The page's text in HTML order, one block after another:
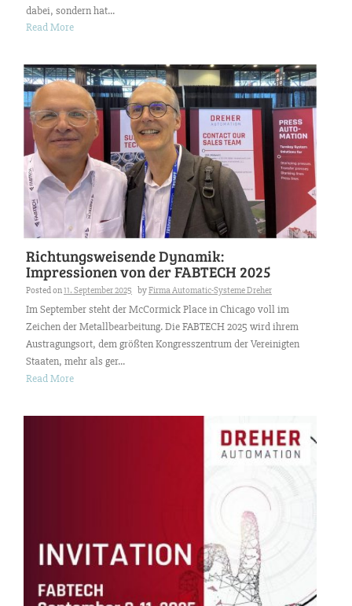
dabei, sondern hat...
Read More
Richtungsweisende Dynamik:
Impressionen von der FABTECH 2025
Posted on11. September 2025 byFirma Automatic-Systeme Dreher
Im September steht der McCormick Place in Chicago voll im
Zeichen der Metallbearbeitung. Die FABTECH 2025 wird ihrem
Austragungsort, dem größten Kongresszentrum der Vereinigten
Staaten, mehr als ger...
Read More